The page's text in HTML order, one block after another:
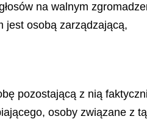
na walnym
jest osobą zarządzającą,
pozostającą z nią
osoby związane z